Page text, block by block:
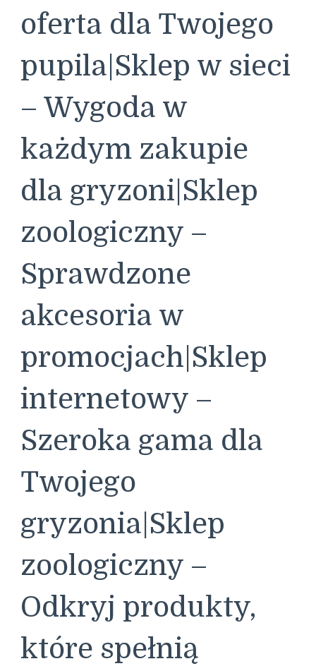
oferta dla Twojego
pupila|Sklep w sieci
– Wygoda w
każdym zakupie
dla gryzoni|Sklep
zoologiczny –
Sprawdzone
akcesoria w
promocjach|Sklep
internetowy –
Szeroka gama dla
Twojego
gryzonia|Sklep
zoologiczny –
Odkryj produkty,
które spełnią